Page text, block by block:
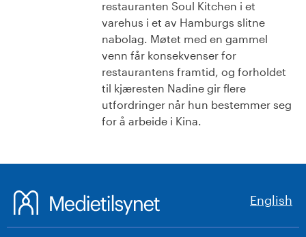
restauranten Soul Kitchen i et
varehus i et av Hamburgs slitne
nabolag. Møtet med en gammel
venn får konsekvenser for
restaurantens framtid, og forholdet
til kjæresten Nadine gir flere
utfordringer når hun bestemmer seg
for å arbeide i Kina.
English